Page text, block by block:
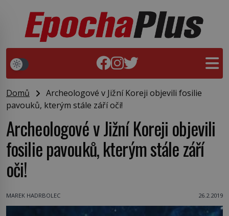
Domů
Archeologové v Jižní Koreji objevili fosilie
pavouků, kterým stále září oči!
Archeologové v Jižní Koreji objevili
fosilie pavouků, kterým stále září
oči!
MAREK HADRBOLEC 26.2.2019